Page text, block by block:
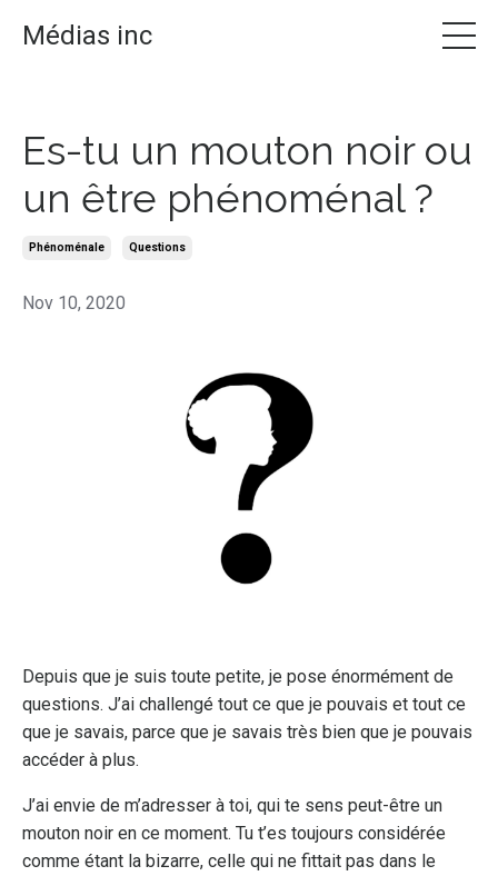
Médias inc
Es-tu un mouton noir ou
un être phénoménal ?
Phénoménale Questions
Nov 10, 2020
Depuis que je suis toute petite, je pose énormément de
questions. J’ai challengé tout ce que je pouvais et tout ce
que je savais, parce que je savais très bien que je pouvais
accéder à plus.
J’ai envie de m’adresser à toi, qui te sens peut-être un
mouton noir en ce moment. Tu t’es toujours considérée
comme étant la bizarre, celle qui ne fittait pas dans le